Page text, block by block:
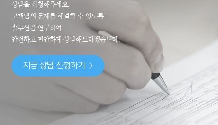
상담을 신청해주세요.
고객님의 문제를 해결할 수 있도록
솔루션을 연구하여
안전하고 편안하게 상담해드리겠습니다.
지금 상담 신청하기